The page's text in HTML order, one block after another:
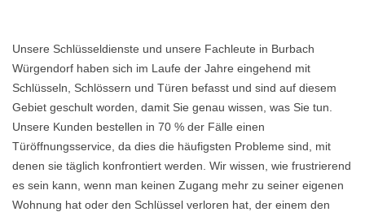
Unsere Schlüsseldienste und unsere Fachleute in Burbach
Würgendorf haben sich im Laufe der Jahre eingehend mit
Schlüsseln, Schlössern und Türen befasst und sind auf diesem
Gebiet geschult worden, damit Sie genau wissen, was Sie tun.
Unsere Kunden bestellen in 70 % der Fälle einen
Türöffnungsservice, da dies die häufigsten Probleme sind, mit
denen sie täglich konfrontiert werden. Wir wissen, wie frustrierend
es sein kann, wenn man keinen Zugang mehr zu seiner eigenen
Wohnung hat oder den Schlüssel verloren hat, der einem den